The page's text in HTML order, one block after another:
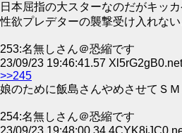
日本屈指の大スターなのだがキッ
性欲プレデターの襲撃受け入れな
253:名無しさん＠恐縮です
23/09/23 19:46:41.57 Xl5rG2gB0.net
>>245
娘のために飯島さんやめさせてＳ
254:名無しさん＠恐縮です
23/09/23 19:48:00.34